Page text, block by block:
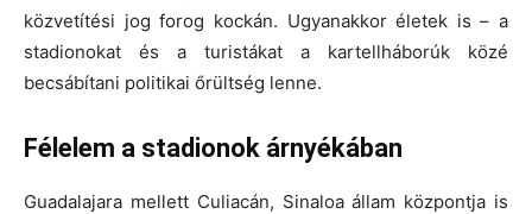
közvetítési jog forog kockán. Ugyanakkoréletek is – a
stadionokat és a turistákat a kartellháborúk közé
becsábítani politikai őrültség lenne.
Félelem a stadionok árnyékában
Guadalajara mellett Culiacán, Sinaloa állam központja is